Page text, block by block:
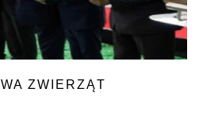
ZWIERZĄT